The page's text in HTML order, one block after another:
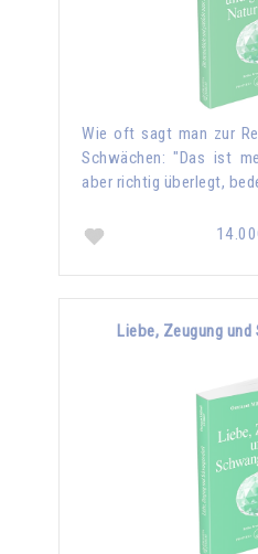
Wie oft sagt man zur
Schwächen: "Das ist
aber richtig überlegt,
Liebe, Zeugung